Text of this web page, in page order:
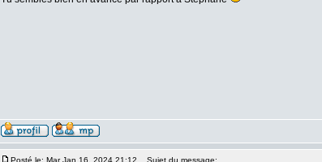
Posté le: Mar Jan 16, 2024 21:12 Sujet du message: